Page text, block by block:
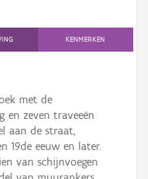
KENMERKEN
met de
en zeven traveeën
aan de straat,
19de eeuw en later.
van schijnvoegen